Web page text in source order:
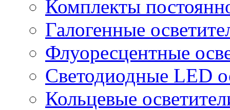
Комплекты
Галогенные
Флуоресцентные
Светодиодные LED
Кольцевые